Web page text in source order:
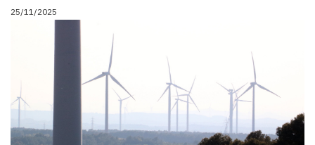
25/11/2025